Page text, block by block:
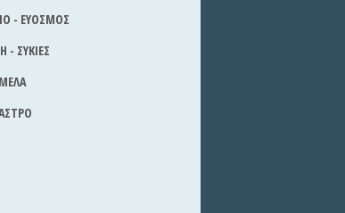
- ΕΥΟΣΜΟΣ
- ΣΥΚΙΕΣ